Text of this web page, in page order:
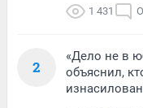
1 431
2
«Дело не в
объяснил,